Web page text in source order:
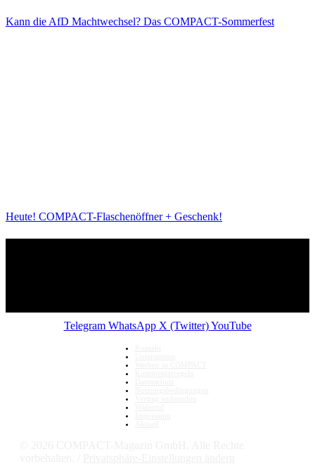
Kann die AfD Machtwechsel? Das COMPACT-Sommerfest
Heute! COMPACT-Flaschenöffner + Geschenk!
Telegram WhatsApp X (Twitter) YouTube